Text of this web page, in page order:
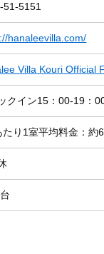
51-5151
hanaleevilla.com/
Villa Kouri Official
クイン15：00-19
たり1室平均料金：約
台